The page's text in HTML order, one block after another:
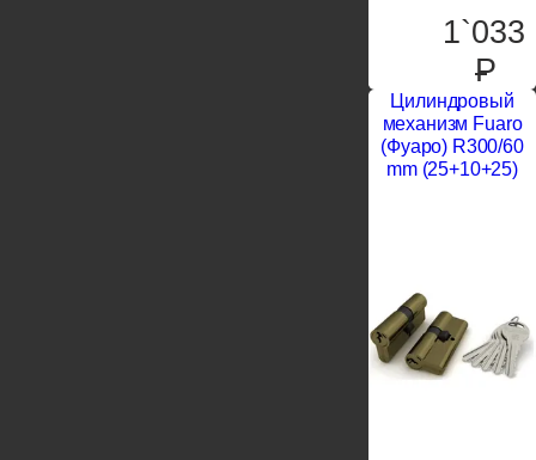
1`033
P
Цилиндровый
механизм Fuaro
(Фуаро) R300/60
mm (25+10+25)